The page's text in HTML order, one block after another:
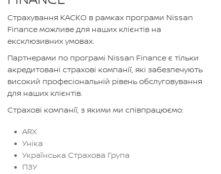
Страхування КАСКО в рамках програми Nissan
Finance можливе для наших клієнтів на
ексклюзивних умовах.
Партнерами по програмі Nissan Finance є тільки
акредитовані страхові компанії, які забезпечують
високий професіональній рівень обслуговування
для наших клієнтів.
Страхові компанії, з якими ми співпрацюємо:
ARX
Уніка
Українська Страхова Група
ПЗУ